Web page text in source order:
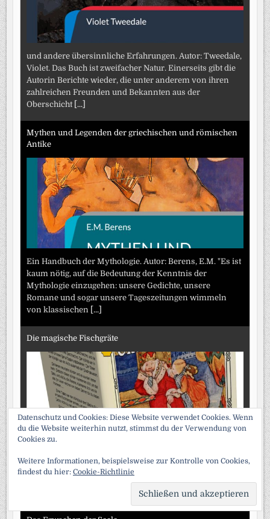
und andere übersinnliche Erfahrungen. Autor: Tweedale,
Violet. Das Buch ist zweifacher Natur. Einerseits gibt die
Autorin Berichte wieder, die unter anderem von ihren
zahlreichen Freunden und Bekannten aus der
Oberschicht [...]
Mythen und Legenden der griechischen und römischen
Antike
Ein Handbuch der Mythologie. Autor: Berens, E.M. "Es ist
kaum nötig, auf die Bedeutung der Kenntnis der
Mythologie einzugehen: unsere Gedichte, unsere
Romane und sogar unsere Tageszeitungen wimmeln
von klassischen [...]
Die magische Fischgräte
Eine Feriengeschichte aus der Feder eines jungen
Mädchens. Illustrierte Ausgabe. Autor: Dickens, Charles.
er war der männlichste seines Geschlechts[...]
Datenschutz und Cookies: Diese Website verwendet Cookies. Wenn
du die Website weiterhin nutzt, stimmst du der Verwendung von
Cookies zu.
Weitere Informationen, beispielsweise zur Kontrolle von Cookies,
findest du hier: Cookie-Richtlinie
TO
TOP